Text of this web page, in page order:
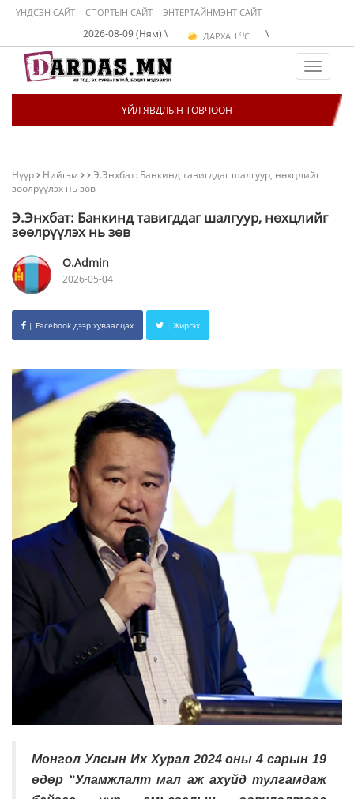
ҮНДСЭН САЙТ СПОРТЫН САЙТ ЭНТЕРТАЙНМЭНТ САЙТ
2026-08-09 (Ням) \ ДАРХАН OC
ЭРДЭНЭТ C
\
Toggle
ҮЙЛ ЯВДЛЫН ТОВЧООН
Нүүр Нийгэм
Э.Энхбат: Банкинд тавигддаг шалгуур, нөхцлийг
зөөлрүүлэх нь зөв
Э.Энхбат: Банкинд тавигддаг шалгуур, нөхцлийг
зөөлрүүлэх нь зөв
O.Admin
2026-05-04
| Facebook дээр хуваалцах | Жиргэх
Монгол Улсын Их Хурал 2024 оны 4 сарын 19
өдөр “Уламжлалт мал аж ахуйд тулгамдаж